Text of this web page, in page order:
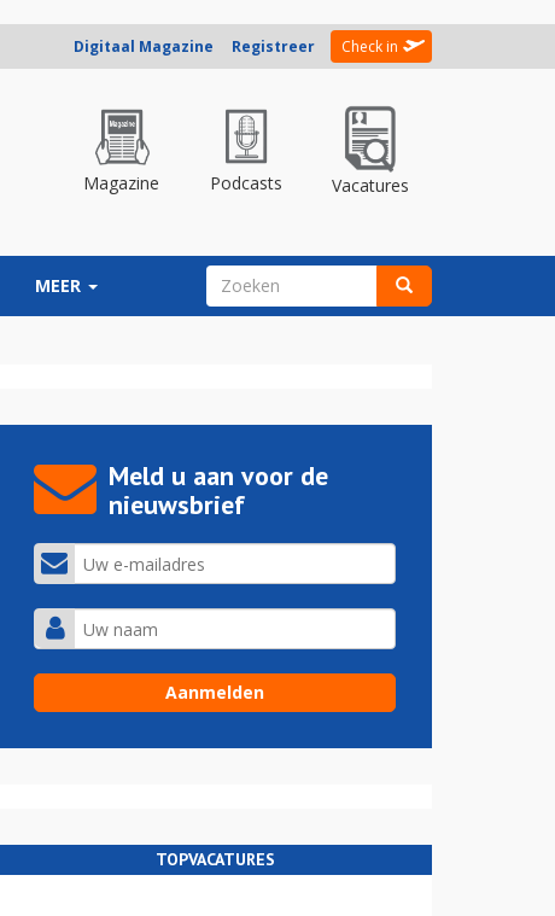
Digitaal Magazine Registreer Check in
Magazine Podcasts Vacatures
MEER ZOEKVELD
Meld u aan voor de
nieuwsbrief
TOPVACATURES